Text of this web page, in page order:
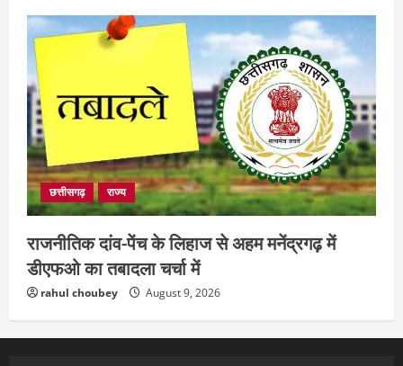
छत्तीसगढ़ राज्य
राजनीतिक दांव-पेंच के लिहाज से अहम मनेंद्रगढ़ में
डीएफओ का तबादला चर्चा में
rahul choubey August 9, 2026